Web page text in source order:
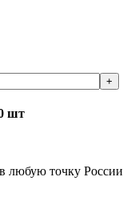
+
шт
любую точку России